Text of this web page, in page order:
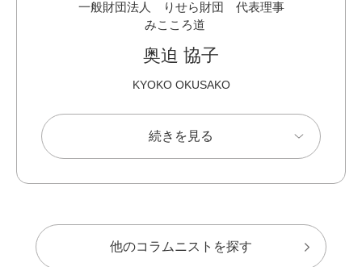
一般財団法人 りせら財団 代表理事
みこころ道
奥迫 協子
KYOKO OKUSAKO
続きを見る
他のコラムニストを探す